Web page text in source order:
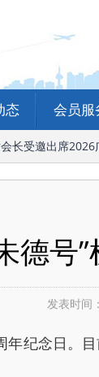
态 会员服
受邀出席2026广
德号
发表时间
纪念日。目